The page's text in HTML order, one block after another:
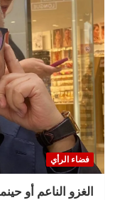
فضاء الرأي
الغزو الناعم أو